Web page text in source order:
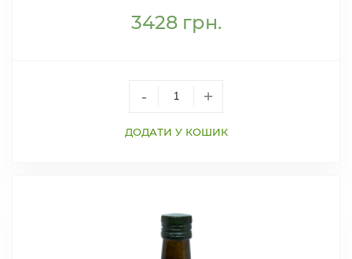
3428грн.
- +
ДОДАТИ У КОШИК